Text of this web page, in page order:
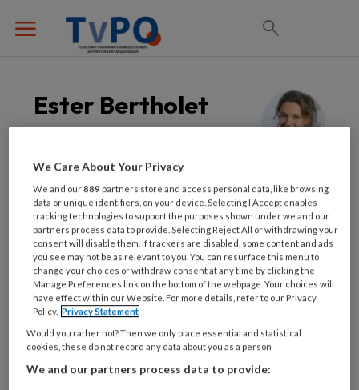
Ester Bertholet
verpleegkundig specialist
Ester Bertholet is specialist
ouderengeneeskunde met een zelfstandige
praktijk in de eerste lijn van Velp/Arnhem en
oprichter van ontmoetingscentrum Ons
Raadhuis en het Behandelpaspoort. Ouder
worden komt vaak met gebreken, maar deze
gebreken kunnen op hoge leeftijd vaak
Voldoende kennis bij zowel de ouderen zelf als
We Care About Your Privacy
We and our889 partners store and access personal data, like browsing
data or unique identifiers, on your device. Selecting I Accept enables
tracking technologies to support the purposes shown under we and our
partners process data to provide. Selecting Reject All or withdrawing your
consent will disable them. If trackers are disabled, some content and ads
you see may not be as relevant to you. You can resurface this menu to
change your choices or withdraw consent at any time by clicking the
Manage Preferences link on the bottom of the webpage. Your choices will
have effect within our Website. For more details, refer to our Privacy
Policy. Privacy Statement
Would you rather not? Then we only place essential and statistical
cookies, these do not record any data about you as a person
We and our partners process data to provide: